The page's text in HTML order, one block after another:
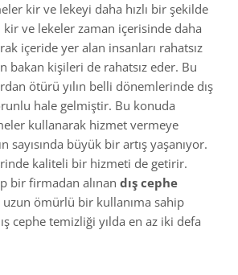
kir ve lekeyi daha hızlı bir şekilde
ve lekeler zaman içerisinde daha
içeride yer alan insanları rahatsız
bakan kişileri de rahatsız eder. Bu
ötürü yılın belli dönemlerinde dış
hale gelmiştir. Bu konuda
kullanarak hizmet vermeye
sayısında büyük bir artış yaşanıyor.
kaliteli bir hizmeti de getirir.
bir firmadan alınan dış cephe
uzun ömürlü bir kullanıma sahip
cephe temizliği yılda en az iki defa